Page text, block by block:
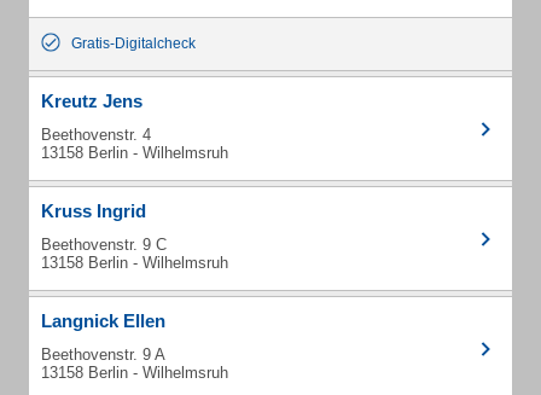
Gratis-Digitalcheck
Kreutz Jens
Beethovenstr. 4
13158 Berlin - Wilhelmsruh
Kruss Ingrid
Beethovenstr. 9 C
13158 Berlin - Wilhelmsruh
Langnick Ellen
Beethovenstr. 9 A
13158 Berlin - Wilhelmsruh